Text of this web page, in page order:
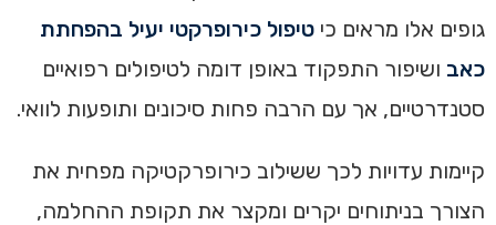
גופים אלו מראים כי טיפול כירופרקטי יעיל בהפחתת
כאב ושיפור התפקוד באופן דומה לטיפולים רפואיים
סטנדרטיים, אך עם הרבה פחות סיכונים ותופעות לוואי.
קיימות עדויות לכך ששילוב כירופרקטיקה מפחית את
הצורך בניתוחים יקרים ומקצר את תקופת ההחלמה,